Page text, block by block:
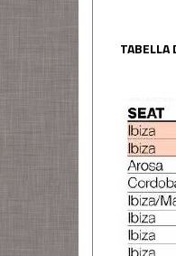
TABELLA